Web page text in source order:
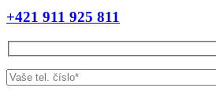
+421 911 925 811